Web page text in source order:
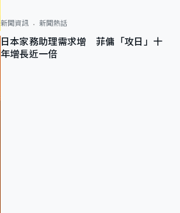
新聞資訊 新聞熱話
日本家務助理需求增 菲傭「攻日」十
年增長近一倍